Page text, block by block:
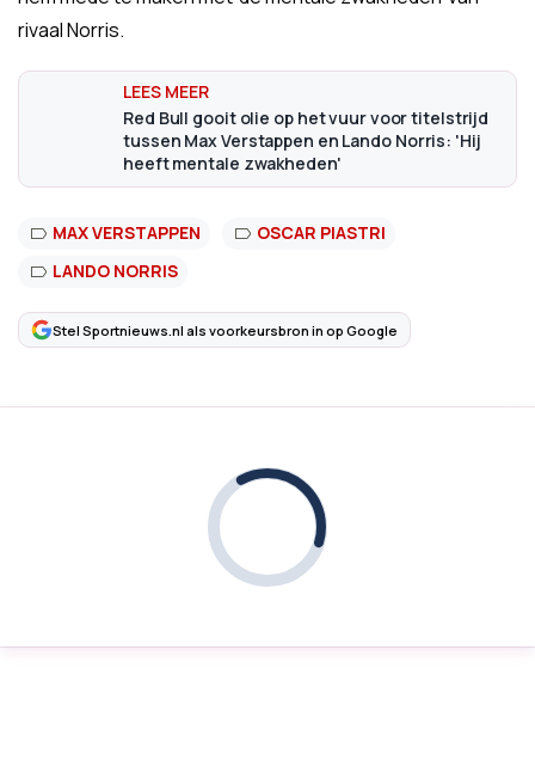
rivaal Norris.
Red Bull gooit olie op het vuur voor titelstrijd
tussen Max Verstappen en Lando Norris: 'Hij
heeft mentale zwakheden'
MAX VERSTAPPEN
OSCAR PIASTRI
LANDO NORRIS
Stel Sportnieuws.nl als voorkeursbron in op Google